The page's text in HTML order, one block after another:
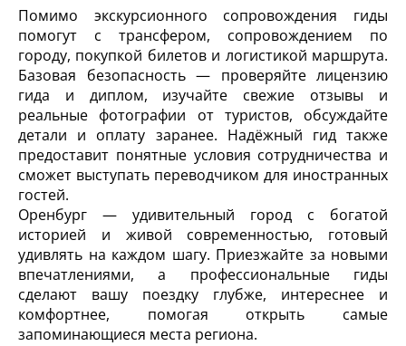
Помимо экскурсионного сопровождения гиды
помогут с трансфером, сопровождением по
городу, покупкой билетов и логистикой маршрута.
Базовая безопасность — проверяйте лицензию
гида и диплом, изучайте свежие отзывы и
реальные фотографии от туристов, обсуждайте
детали и оплату заранее. Надёжный гид также
предоставит понятные условия сотрудничества и
сможет выступать переводчиком для иностранных
гостей.
Оренбург — удивительный город с богатой
историей и живой современностью, готовый
удивлять на каждом шагу. Приезжайте за новыми
впечатлениями, а профессиональные гиды
сделают вашу поездку глубже, интереснее и
комфортнее, помогая открыть самые
запоминающиеся места региона.